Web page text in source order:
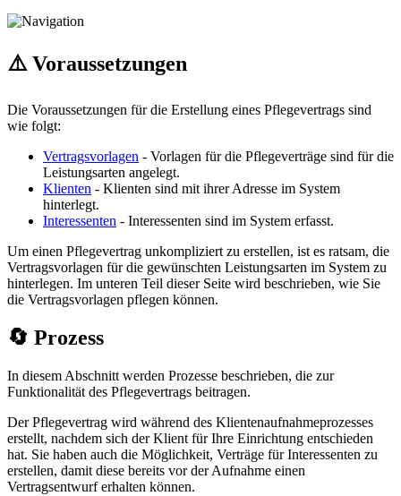
⚠️ Voraussetzungen
Die Voraussetzungen für die Erstellung eines Pflegevertrags sind
wie folgt:
Vertragsvorlagen - Vorlagen für die Pflegeverträge sind für die
Leistungsarten angelegt.
Klienten - Klienten sind mit ihrer Adresse im System
hinterlegt.
Interessenten - Interessenten sind im System erfasst.
Um einen Pflegevertrag unkompliziert zu erstellen, ist es ratsam, die
Vertragsvorlagen für die gewünschten Leistungsarten im System zu
hinterlegen. Im unteren Teil dieser Seite wird beschrieben, wie Sie
die Vertragsvorlagen pflegen können.
🔄 Prozess
In diesem Abschnitt werden Prozesse beschrieben, die zur
Funktionalität des Pflegevertrags beitragen.
Der Pflegevertrag wird während des Klientenaufnahmeprozesses
erstellt, nachdem sich der Klient für Ihre Einrichtung entschieden
hat. Sie haben auch die Möglichkeit, Verträge für Interessenten zu
erstellen, damit diese bereits vor der Aufnahme einen
Vertragsentwurf erhalten können.